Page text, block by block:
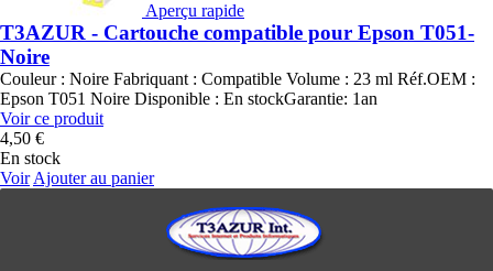
Aperçu rapide
T3AZUR - Cartouche compatible pour Epson T051-
Noire
Couleur : Noire Fabriquant : Compatible Volume : 23 ml Réf.OEM :
Epson T051 Noire Disponible : En stockGarantie: 1an
Voir ce produit
4,50 €
En stock
Voir Ajouter au panier